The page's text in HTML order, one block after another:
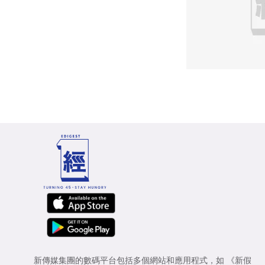
新傳媒集團的數碼平台包括多個網站和應用程式，如 《新假